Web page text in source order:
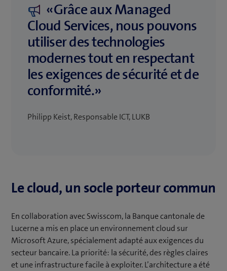
«Grâce aux Managed
Cloud Services, nous pouvons
utiliser des technologies
modernes tout en respectant
les exigences de sécurité et de
conformité.»
Philipp Keist, Responsable ICT, LUKB
Le cloud, un socle porteur commun
En collaboration avec Swisscom, la Banque cantonale de
Lucerne a mis en place un environnement cloud sur
Microsoft Azure, spécialement adapté aux exigences du
secteur bancaire. La priorité: la sécurité, des règles claires
et une infrastructure facile à exploiter. L’architecture a été